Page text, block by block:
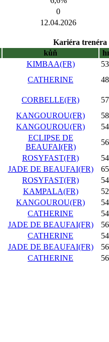
0
12.04.2026
Kariéra trenéra
kůň
KIMBAA(FR)
CATHERINE
CORBELLE(FR)
KANGOUROU(FR)
KANGOUROU(FR)
ECLIPSE DE
BEAUFAI(FR)
ROSYFAST(FR)
JADE DE BEAUFAI(FR)
ROSYFAST(FR)
KAMPALA(FR)
KANGOUROU(FR)
CATHERINE
JADE DE BEAUFAI(FR)
CATHERINE
JADE DE BEAUFAI(FR)
CATHERINE